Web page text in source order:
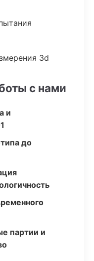
3d
с нами
и
до
партии и